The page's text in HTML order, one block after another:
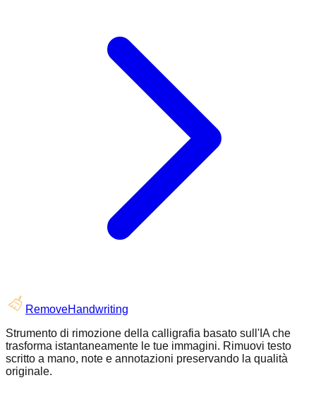
RemoveHandwriting
Strumento di rimozione della calligrafia basato sull'IA che
trasforma istantaneamente le tue immagini. Rimuovi testo
scritto a mano, note e annotazioni preservando la qualità
originale.